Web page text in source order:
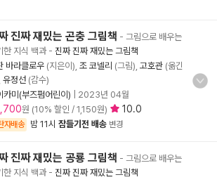
진짜 재밌는 곤충 그림책 - 그림으로 배우는
한 지식 백과- 진짜 진짜 재밌는 그림책
바라클로우 (지은이), 조 코넬리 (그림), 고호관 (옮긴
유정선 (감수)
카미(부즈펌어린이)
2023년 04월
원 (10% 할인 / 1,150원) 10.0
자배송 밤 11시 잠들기전 배송 변경
진짜 재밌는 공룡 그림책 - 그림으로 배우는
한 지식 백과- 진짜 진짜 재밌는 그림책